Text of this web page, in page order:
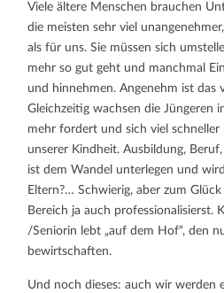
Viele ältere Menschen brauchen
die meisten sehr viel
als für uns. Sie müssen sich
mehr so gut geht und manchmal
und hinnehmen. Angenehm ist das
Gleichzeitig wachsen die Jüngeren
mehr fordert und sich viel schneller
unserer Kindheit. Ausbildung,
ist dem Wandel unterlegen und
Eltern?… Schwierig, aber zum
Bereich ja auch professionalisierst.
/Seniorin lebt „auf dem Hof“, den
bewirtschaften.
Und noch dieses: auch wir werden